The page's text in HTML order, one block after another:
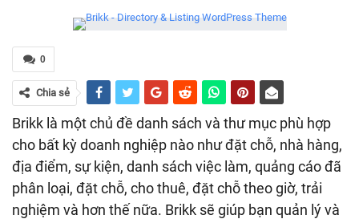
0
Chia sẻ
Brikk là một chủ đề danh sách và thư mục phù hợp
cho bất kỳ doanh nghiệp nào như đặt chỗ, nhà hàng,
địa điểm, sự kiện, danh sách việc làm, quảng cáo đã
phân loại, đặt chỗ, cho thuê, đặt chỗ theo giờ, trải
nghiệm và hơn thế nữa. Brikk sẽ giúp bạn quản lý và